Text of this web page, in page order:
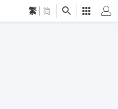
繁 简